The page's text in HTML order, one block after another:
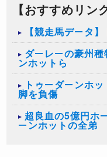
【おすすめリン
【競走馬データ
ダーレーの豪州
ンホットら
トゥーダーンホ
脚を負傷
超良血の5億円ホ
ーンホットの全弟